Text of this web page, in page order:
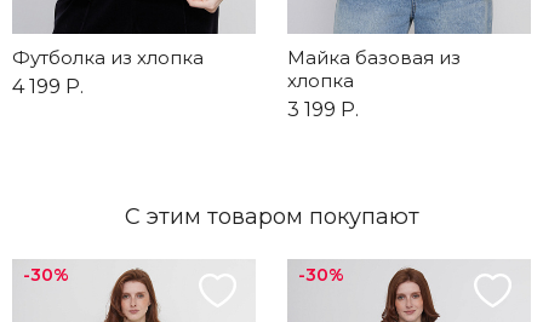
Футболка из хлопка
4 199 Р.
Майка базовая из
хлопка
3 199 Р.
С этим товаром покупают
-30% -30%